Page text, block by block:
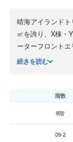
晴海アイランド
㎡を誇り、X棟・
ーターフロントエ
基準階貸室面積
置）を配置し、
施設全体では約
ォーターフロン
続きを読む
階数
8階
09-2